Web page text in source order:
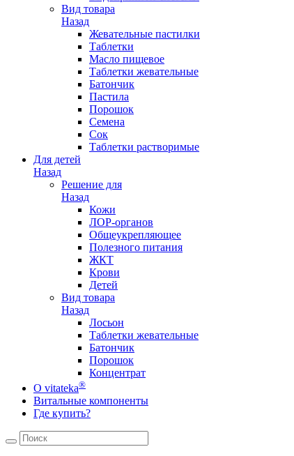
Вид товара
Назад
Жевательные пастилки
Таблетки
Масло пищевое
Таблетки жевательные
Батончик
Пастила
Порошок
Семена
Сок
Таблетки растворимые
Для детей
Назад
Решение для
Назад
Кожи
ЛОР-органов
Общеукрепляющее
Полезного питания
ЖКТ
Крови
Детей
Вид товара
Назад
Лосьон
Таблетки жевательные
Батончик
Порошок
Концентрат
О vitateka®
Витальные компоненты
Где купить?